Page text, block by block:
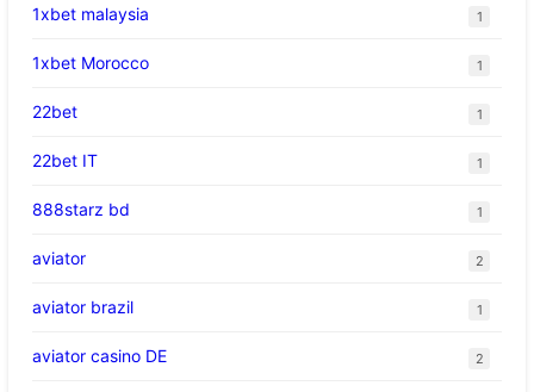
1xbet malaysia 1
1xbet Morocco 1
22bet 1
22bet IT 1
888starz bd 1
aviator 2
aviator brazil 1
aviator casino DE 2